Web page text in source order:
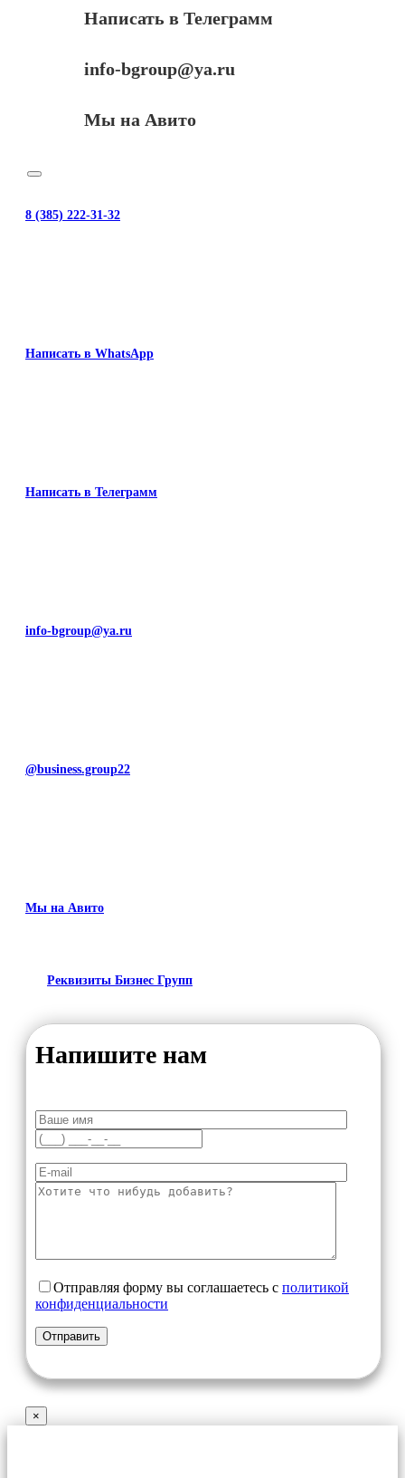
Написать в Телеграмм
info-bgroup@ya.ru
Мы на Авито
8 (385) 222-31-32
Написать в WhatsApp
Написать в Телеграмм
info-bgroup@ya.ru
@business.group22
Мы на Авито
Реквизиты Бизнес Групп
Напишите нам
Отправляя форму вы соглашаетесь с политикой
конфиденциальности
×